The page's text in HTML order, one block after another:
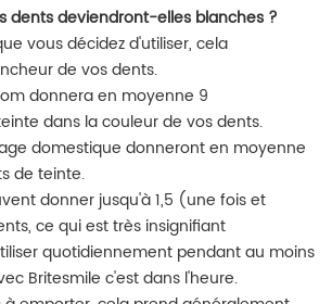
dents deviendront-elles blanches ?
vous décidez d'utiliser, cela
de vos dents.
donnera en moyenne 9
dans la couleur de vos dents.
domestique donneront en moyenne
de teinte.
donner jusqu'à 1,5 (une fois et
ce qui est très insignifiant
quotidiennement pendant au moins
Britesmile c'est dans l'heure.